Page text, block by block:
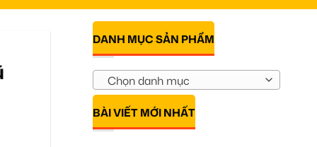
DANH MỤC SẢN PHẨM
Chọn danh mục
BÀI VIẾT MỚI NHẤT